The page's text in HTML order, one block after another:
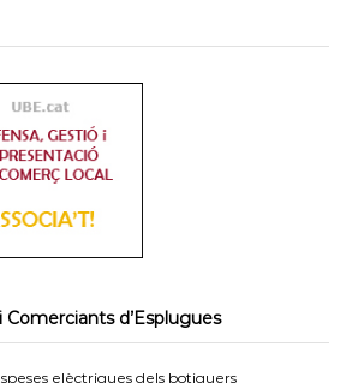
d’Esplugues
elèctriques dels botiguers